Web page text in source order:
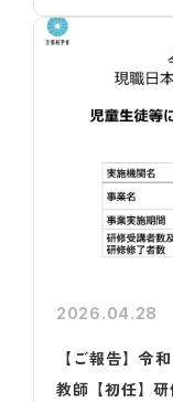
2026.04.28
【ご報告】令
教師【初任】研